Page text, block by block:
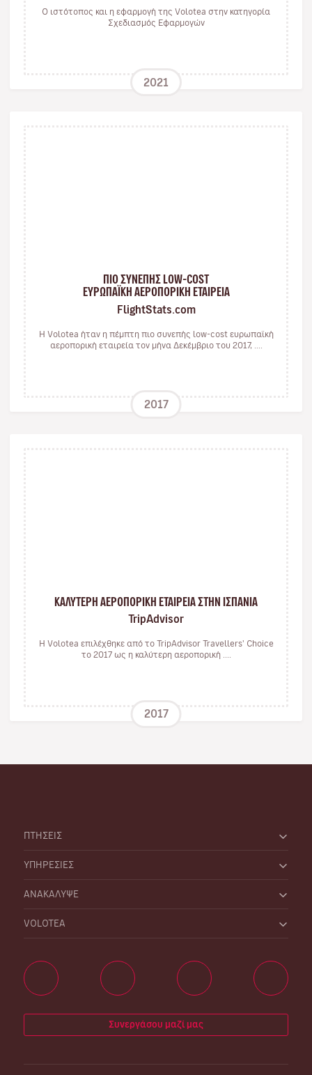
Ο ιστότοπος και η εφαρμογή της Volotea στην κατηγορία
Σχεδιασμός Εφαρμογών
2021
ΠΙΟ ΣΥΝΕΠΗΣ LOW-COST
ΕΥΡΩΠΑΪΚΗ ΑΕΡΟΠΟΡΙΚΗ ΕΤΑΙΡΕΙΑ
FlightStats.com
Η Volotea ήταν η πέμπτη πιο συνεπής low-cost ευρωπαϊκή
αεροπορική εταιρεία τον μήνα Δεκέμβριο του 2017, ....
2017
ΚΑΛΥΤΕΡΗ ΑΕΡΟΠΟΡΙΚΗ ΕΤΑΙΡΕΙΑ ΣΤΗΝ ΙΣΠΑΝΙΑ
TripAdvisor
Η Volotea επιλέχθηκε από το TripAdvisor Travellers' Choice
το 2017 ως η καλύτερη αεροπορική ....
2017
ΠΤΗΣΕΙΣ
ΥΠΗΡΕΣΙΕΣ
ΑΝΑΚΑΛΥΨΕ
VOLOTEA
Συνεργάσου μαζί μας